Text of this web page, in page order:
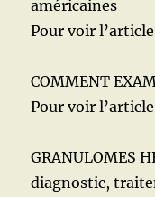
américaines
Pour voir
COMMENT
Pour voir
GRANULOMES
diagnostic,